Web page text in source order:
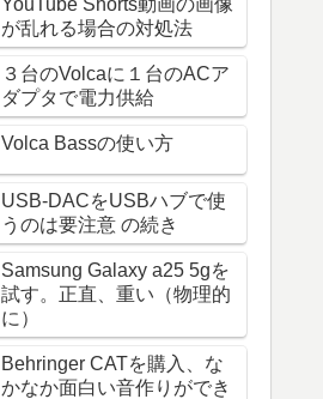
YouTube Shorts動画の画像
が乱れる場合の対処法
３台のVolcaに１台のACア
ダプタで電力供給
Volca Bassの使い方
USB-DACをUSBハブで使
うのは要注意 の続き
Samsung Galaxy a25 5gを
試す。正直、重い（物理的
に）
Behringer CATを購入、な
かなか面白い音作りができ